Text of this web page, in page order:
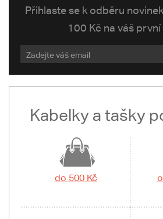
Přihlaste se k odběru
100 Kč na váš první
Kabelky a tašky
do 500 Kč